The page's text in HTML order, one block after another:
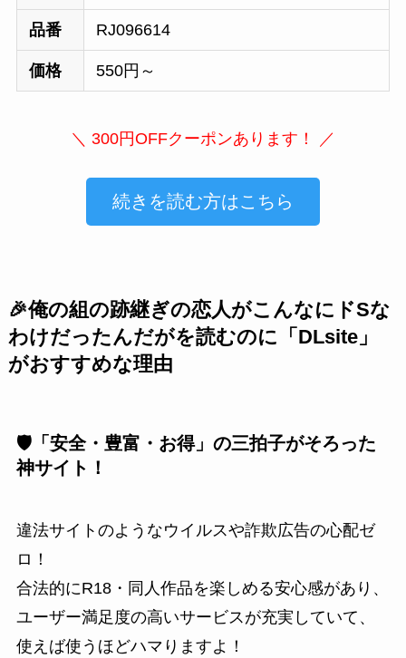
品番 RJ096614
価格 550円～
＼ 300円OFFクーポンあります！ ／
続きを読む方はこちら
🎉俺の組の跡継ぎの恋人がこんなにドSな
わけだったんだがを読むのに「DLsite」
がおすすめな理由
🛡️「安全・豊富・お得」の三拍子がそろった
神サイト！
違法サイトのようなウイルスや詐欺広告の心配ゼ
ロ！
合法的にR18・同人作品を楽しめる安心感があり、
ユーザー満足度の高いサービスが充実していて、
使えば使うほどハマりますよ！